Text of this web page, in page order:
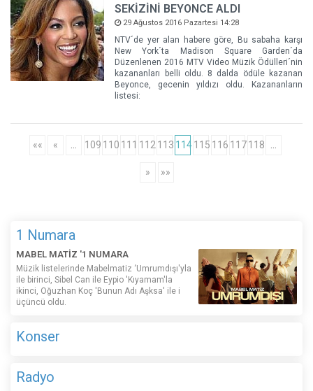
SEKİZİNİ BEYONCE ALDI
29 Ağustos 2016 Pazartesi 14:28
NTV´de yer alan habere göre, Bu sabaha karşı
New York´ta Madison Square Garden´da
Düzenlenen 2016 MTV Video Müzik Ödülleri´nin
kazananları belli oldu. 8 dalda ödüle kazanan
Beyonce, gecenin yıldızı oldu. Kazananların
listesi:
«« « … 109 110 111 112113 114115 116 117118 …
» »»
1 Numara
MABEL MATİZ '1 NUMARA
Müzik listelerinde Mabelmatiz ‘Umrumdışı'yla
ile birinci, Sibel Can ile Eypio 'Kıyamam'la
ikinci, Oğuzhan Koç 'Bunun Adı Aşksa' ile i
üçüncü oldu.
Konser
Radyo